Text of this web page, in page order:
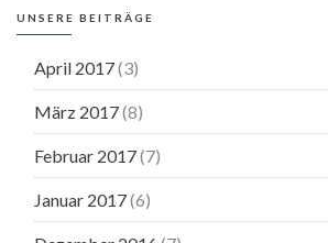
UNSERE BEITRÄGE
April 2017(3)
März 2017(8)
Februar 2017(7)
Januar 2017(6)